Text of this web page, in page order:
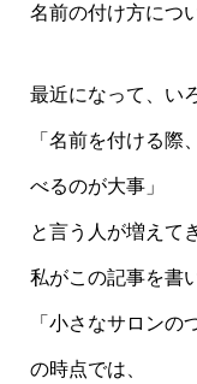
名前の付け方につ
最近になって、い
「名前を付ける際
べるのが大事」
と言う人が増えて
私がこの記事を書
「小さなサロン
の時点では、